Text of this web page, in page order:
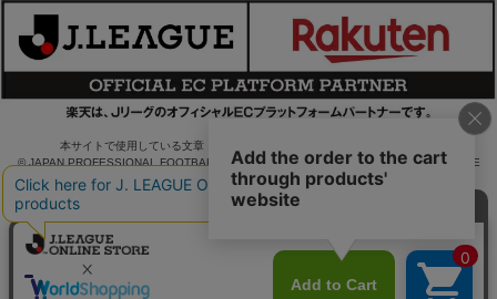
本サイトで使用している文章・画像等の無断での複製・転載を禁止します。
© JAPAN PROFESSIONAL FOOTBALL LEAGUE Rakuten Group, Inc. ALL RIGHTS RE
SERVED.